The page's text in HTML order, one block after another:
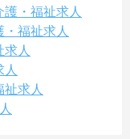
・福祉求人
福祉求人
人
求人